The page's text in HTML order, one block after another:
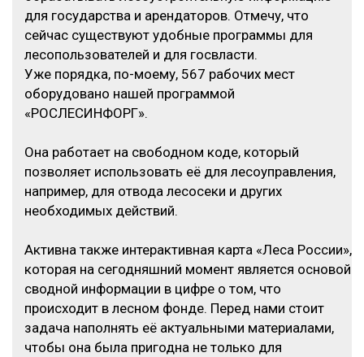
для государства и арендаторов. Отмечу, что
сейчас существуют удобные программы для
лесопользователей и для госвласти.
Уже порядка, по-моему, 567 рабочих мест
оборудовано нашей программой
«РОСЛЕСИНФОРГ».
Она работает на свободном коде, который
позволяет использовать её для лесоуправления,
например, для отвода лесосеки и других
необходимых действий.
Активна также интерактивная карта «Леса России»,
которая на сегодняшний момент является основой
сводной информации в цифре о том, что
происходит в лесном фонде. Перед нами стоит
задача наполнять её актуальными материалами,
чтобы она была пригодна не только для